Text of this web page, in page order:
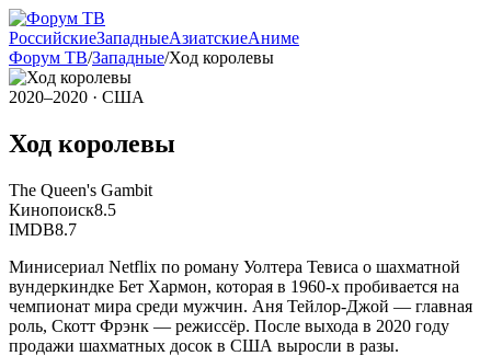
РоссийскиеЗападныеАзиатскиеАниме
Форум ТВ/Западные/Ход королевы
2020–2020 · США
Ход королевы
The Queen's Gambit
Кинопоиск8.5
IMDB8.7
Минисериал Netflix по роману Уолтера Тевиса о шахматной
вундеркиндке Бет Хармон, которая в 1960-х пробивается на
чемпионат мира среди мужчин. Аня Тейлор-Джой — главная
роль, Скотт Фрэнк — режиссёр. После выхода в 2020 году
продажи шахматных досок в США выросли в разы.